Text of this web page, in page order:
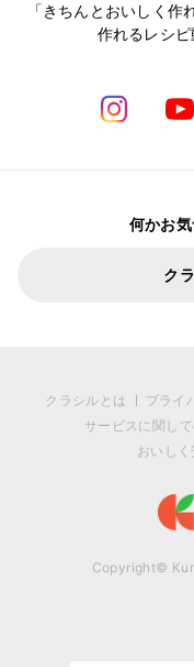
「きちんとおいしく作
作れるレシピ
何かお
ク
クラシルとは プライ
サービスに関し
おいし
Copyright©